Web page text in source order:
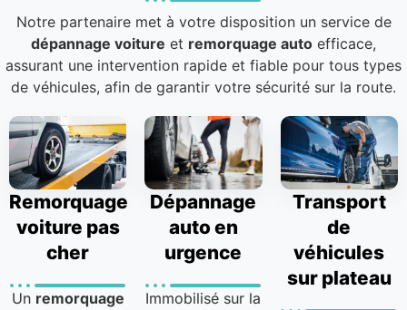
Notre partenaire met à votre disposition un service de
dépannage voiture et remorquage auto efficace,
assurant une intervention rapide et fiable pour tous types
de véhicules, afin de garantir votre sécurité sur la route.
Remorquage
voiture pas
cher
Un remorquage
Dépannage
auto en
urgence
Immobilisé sur la
Transport
de
véhicules
sur plateau